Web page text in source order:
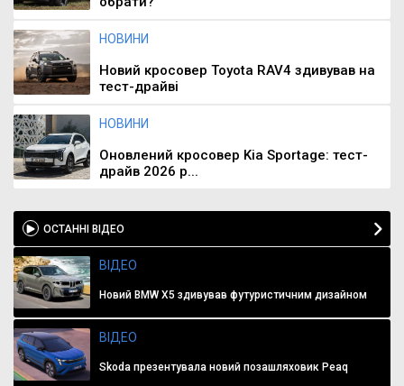
НОВИНИ
Новий кросовер Toyota RAV4 здивував на
тест-драйві
НОВИНИ
Оновлений кросовер Kia Sportage: тест-
драйв 2026 р...
ОСТАННІ ВІДЕО
ВІДЕО
Новий BMW X5 здивував футуристичним дизайном
ВІДЕО
Skoda презентувала новий позашляховик Peaq